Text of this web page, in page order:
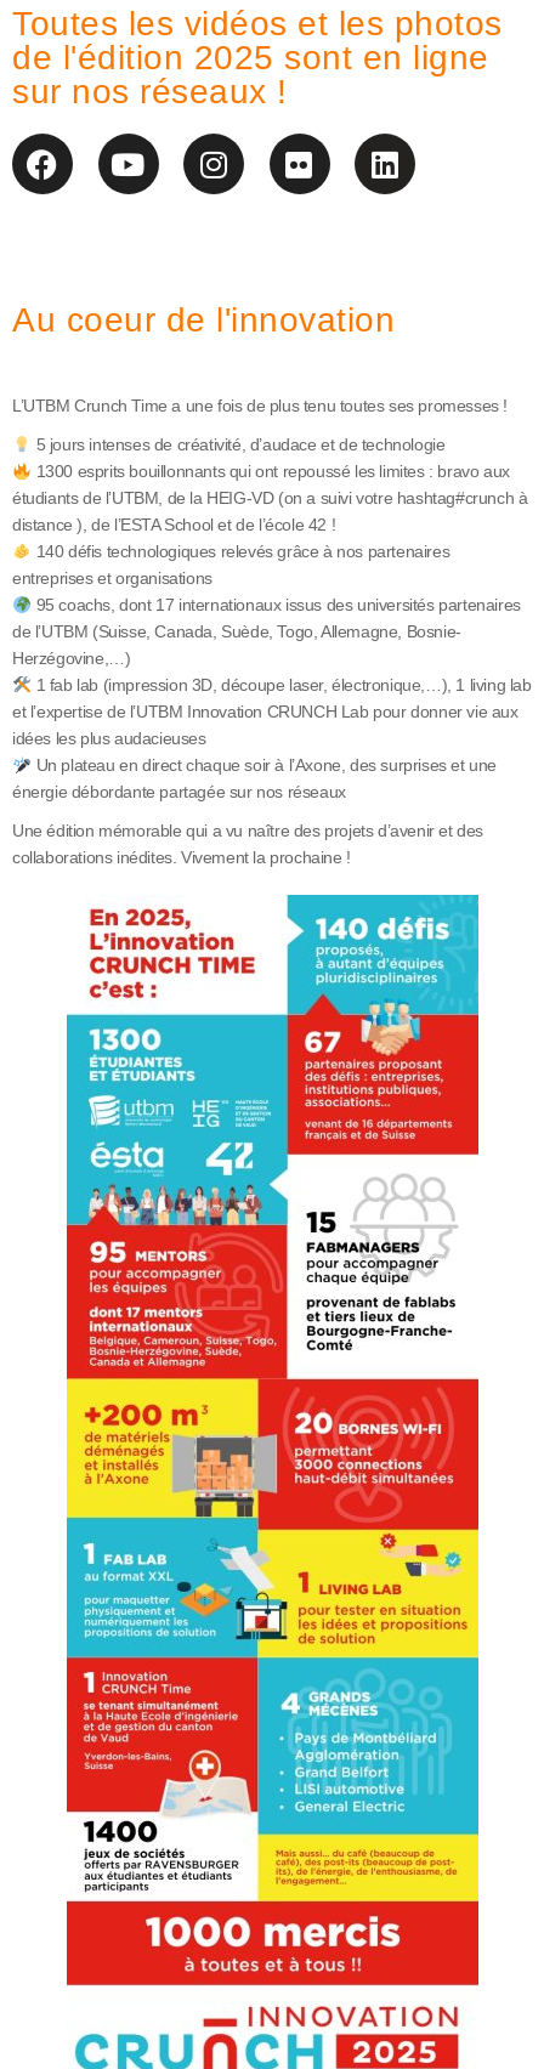
Toutes les vidéos et les photos
de l'édition 2025 sont en ligne
sur nos réseaux !
Au coeur de l'innovation
L’UTBM Crunch Time a une fois de plus tenu toutes ses promesses !
5 jours intenses de créativité, d’audace et de technologie
1300 esprits bouillonnants qui ont repoussé les limites : bravo aux
étudiants de l’UTBM, de la HEIG-VD (on a suivi votre hashtag#crunch à
distance ), de l’ESTA School et de l’école 42 !
140 défis technologiques relevés grâce à nos partenaires
entreprises et organisations
95 coachs, dont 17 internationaux issus des universités partenaires
de l’UTBM (Suisse, Canada, Suède, Togo, Allemagne, Bosnie-
Herzégovine,…)
1 fab lab (impression 3D, découpe laser, électronique,…), 1 living lab
et l’expertise de l’UTBM Innovation CRUNCH Lab pour donner vie aux
idées les plus audacieuses
Un plateau en direct chaque soir à l’Axone, des surprises et une
énergie débordante partagée sur nos réseaux
Une édition mémorable qui a vu naître des projets d’avenir et des
collaborations inédites. Vivement la prochaine !